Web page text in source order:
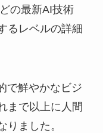
の最新AI技術
るレベルの詳細
で鮮やかなビジ
まで以上に人間
りました。